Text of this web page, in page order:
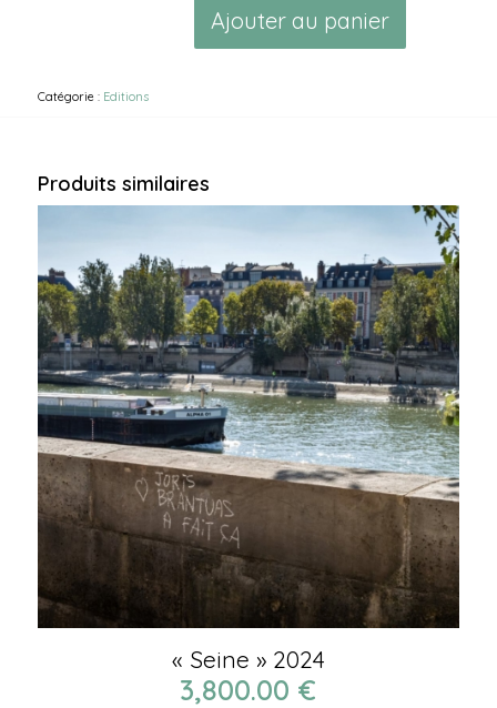
Ajouter au panier
Catégorie : Editions
Produits similaires
« Seine » 2024
3,800.00 €